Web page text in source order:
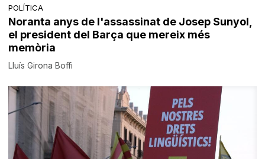
POLÍTICA
Noranta anys de l'assassinat de Josep Sunyol,
el president del Barça que mereix més
memòria
Lluís Girona Boffi